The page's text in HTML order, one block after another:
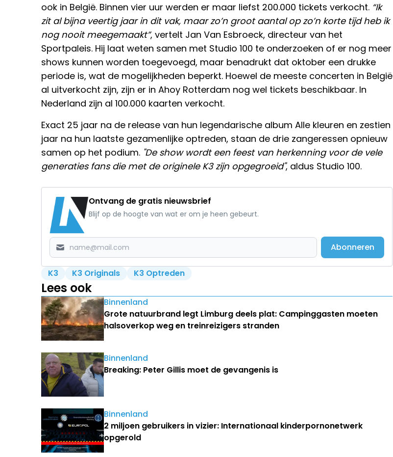
ook in België. Binnen vier uur werden er maar liefst 200.000 tickets verkocht. “Ik
zit al bijna veertig jaar in dit vak, maar zo’n groot aantal op zo’n korte tijd heb ik
nog nooit meegemaakt”, vertelt Jan Van Esbroeck, directeur van het
Sportpaleis. Hij laat weten samen met Studio 100 te onderzoeken of er nog meer
shows kunnen worden toegevoegd, maar benadrukt dat oktober een drukke
periode is, wat de mogelijkheden beperkt. Hoewel de meeste concerten in België
al uitverkocht zijn, zijn er in Ahoy Rotterdam nog wel tickets beschikbaar. In
Nederland zijn al 100.000 kaarten verkocht.
Exact 25 jaar na de release van hun legendarische album Alle kleuren en zestien
jaar na hun laatste gezamenlijke optreden, staan de drie zangeressen opnieuw
samen op het podium. "De show wordt een feest van herkenning voor de vele
generaties fans die met de originele K3 zijn opgegroeid", aldus Studio 100.
Ontvang de gratis nieuwsbrief
Blijf op de hoogte van wat er om je heen gebeurt.
Abonneren
K3 K3 Originals K3 Optreden
Lees ook
Binnenland
Grote natuurbrand legt Limburg deels plat: Campinggasten moeten
halsoverkop weg en treinreizigers stranden
Binnenland
Breaking: Peter Gillis moet de gevangenis is
Binnenland
2 miljoen gebruikers in vizier: Internationaal kinderpornonetwerk
opgerold